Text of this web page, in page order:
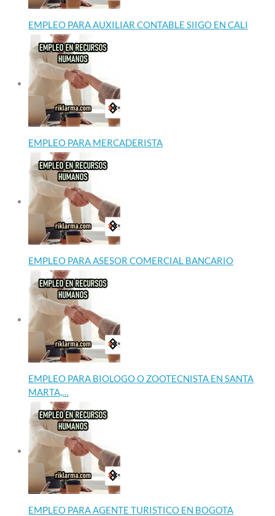
EMPLEO PARA AUXILIAR CONTABLE SIIGO EN CALI
EMPLEO PARA MERCADERISTA
EMPLEO PARA ASESOR COMERCIAL BANCARIO
EMPLEO PARA BIOLOGO O ZOOTECNISTA EN SANTA
MARTA,…
EMPLEO PARA AGENTE TURISTICO EN BOGOTA